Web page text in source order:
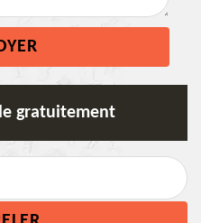
gratuitement